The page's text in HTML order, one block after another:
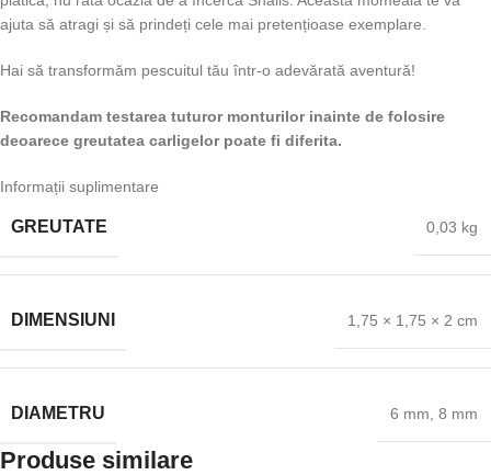
ajuta să atragi și să prindeți cele mai pretențioase exemplare.
Hai să transformăm pescuitul tău într-o adevărată aventură!
Recomandam testarea tuturor monturilor inainte de folosire
deoarece greutatea carligelor poate fi diferita.
Informații suplimentare
GREUTATE 0,03 kg
DIMENSIUNI 1,75 × 1,75 × 2 cm
DIAMETRU 6 mm 8 mm
Produse similare